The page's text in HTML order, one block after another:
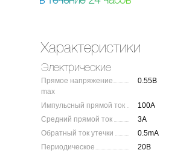
Характеристики
Электрические
Прямое напряжение
max
0.55В
Импульсный прямой ток
100A
Средний прямой ток
3A
Обратный ток утечки
0.5mA
Периодическое
20В